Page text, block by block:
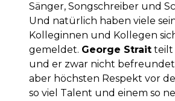
Sänger, Songschreiber und
Und natürlich haben viele
Kolleginnen und Kollegen
gemeldet. George Strait teilt
und er zwar nicht
aber höchsten Respekt vor
so viel Talent und einem so